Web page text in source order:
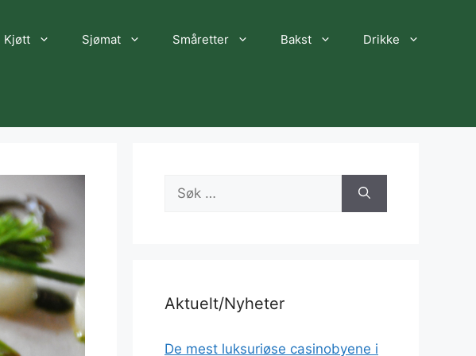
Kjøtt Sjømat Småretter Bakst Drikke
Søk
etter:
Aktuelt/Nyheter
De mest luksuriøse casinobyene i